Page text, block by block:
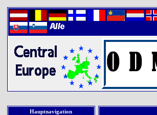
Hauptnavigation